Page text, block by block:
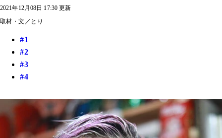
2021年12月08日 17:30 更新
取材・文／とり
#1
#2
#3
#4